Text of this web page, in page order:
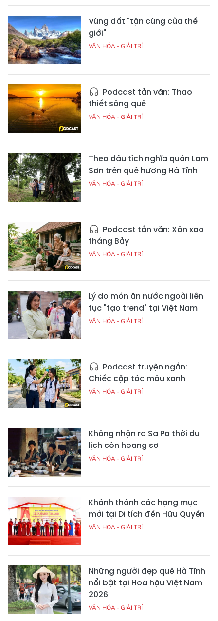
Vùng đất "tận cùng của thế
giới"
VĂN HÓA - GIẢI TRÍ
Podcast tản văn: Thao
thiết sông quê
VĂN HÓA - GIẢI TRÍ
Theo dấu tích nghĩa quân Lam
Sơn trên quê hương Hà Tĩnh
VĂN HÓA - GIẢI TRÍ
Podcast tản văn: Xôn xao
tháng Bảy
VĂN HÓA - GIẢI TRÍ
Lý do món ăn nước ngoài liên
tục "tạo trend" tại Việt Nam
VĂN HÓA - GIẢI TRÍ
Podcast truyện ngắn:
Chiếc cặp tóc màu xanh
VĂN HÓA - GIẢI TRÍ
Không nhận ra Sa Pa thời du
lịch còn hoang sơ
VĂN HÓA - GIẢI TRÍ
Khánh thành các hạng mục
mới tại Di tích đền Hữu Quyền
VĂN HÓA - GIẢI TRÍ
Những người đẹp quê Hà Tĩnh
nổi bật tại Hoa hậu Việt Nam
2026
VĂN HÓA - GIẢI TRÍ